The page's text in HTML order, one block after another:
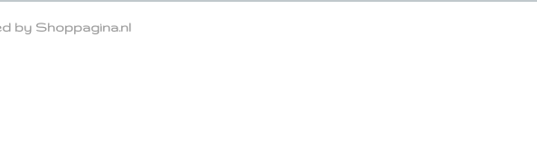
by Shoppagina.nl